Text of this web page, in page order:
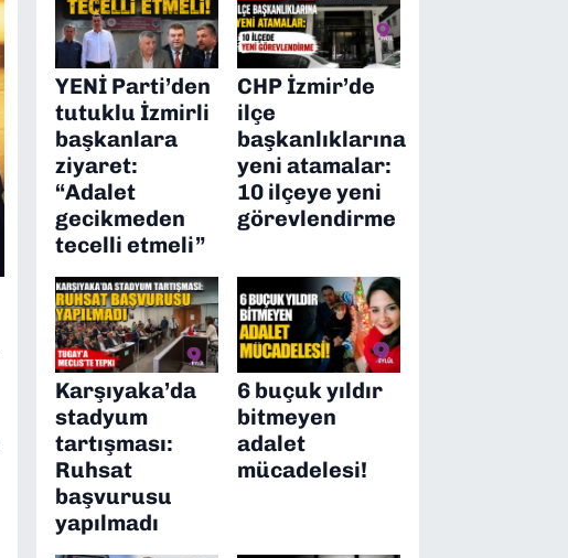
YENİ Parti’den
tutuklu İzmirli
başkanlara
ziyaret:
“Adalet
gecikmeden
tecelli etmeli”
CHP İzmir’de
ilçe
başkanlıklarına
yeni atamalar:
10 ilçeye yeni
görevlendirme
Karşıyaka’da
stadyum
tartışması:
Ruhsat
başvurusu
yapılmadı
6 buçuk yıldır
bitmeyen
adalet
mücadelesi!